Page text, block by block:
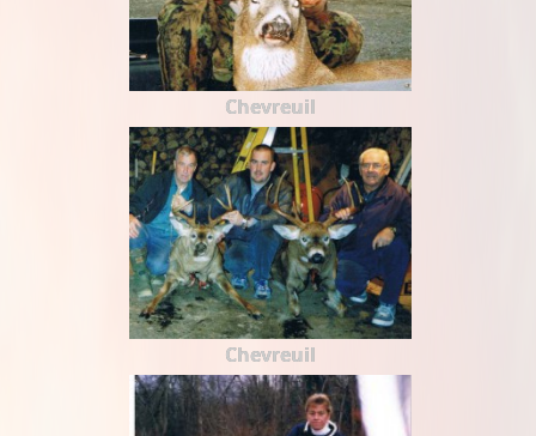
Chevreuil
Chevreuil